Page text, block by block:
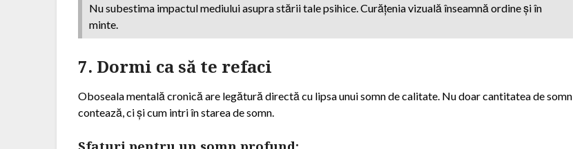
Nu subestima impactul mediului asupra stării tale psihice. Curățenia vizuală înseamnă ordine și în
minte.
7. Dormi ca să te refaci
Oboseala mentală cronică are legătură directă cu lipsa unui somn de calitate. Nu doar cantitatea de somn
contează, ci și cum intri în starea de somn.